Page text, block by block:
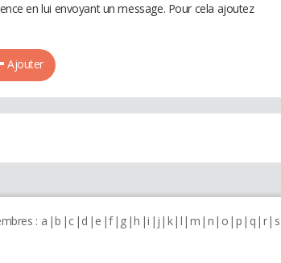
en lui envoyant un message. Pour cela ajoutez
Ajouter
: a b c d e f g h i j k l m n o p q r s